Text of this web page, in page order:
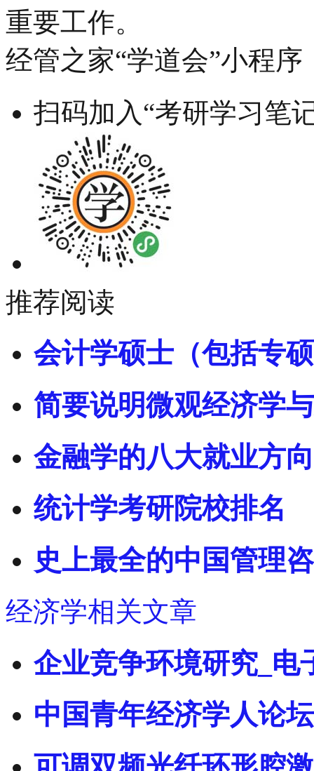
重要工作。
经管之家“学道会”小程序
扫码加入“考研学习笔
推荐阅读
会计学硕士（包括专
简要说明微观经济学
金融学的八大就业方
统计学考研院校排名
史上最全的中国管理
经济学相关文章
企业竞争环境研究_电
中国青年经济学人论